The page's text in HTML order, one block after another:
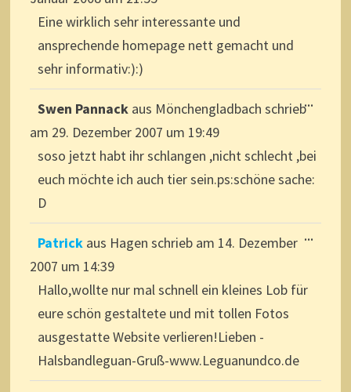
Eine wirklich sehr interessante und
ansprechende homepage nett gemacht und
sehr informativ:):)
Swen Pannack aus Mönchengladbach schrieb
am 29. Dezember 2007 um 19:49
soso jetzt habt ihr schlangen ,nicht schlecht ,bei
euch möchte ich auch tier sein.ps:schöne sache:
D
...
Patrick aus Hagen schrieb am 14. Dezember
2007 um 14:39
Hallo,wollte nur mal schnell ein kleines Lob für
eure schön gestaltete und mit tollen Fotos
ausgestatte Website verlieren!Lieben -
Halsbandleguan-Gruß-www.Leguanundco.de
...